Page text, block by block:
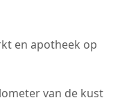
en apotheek op
van de kust